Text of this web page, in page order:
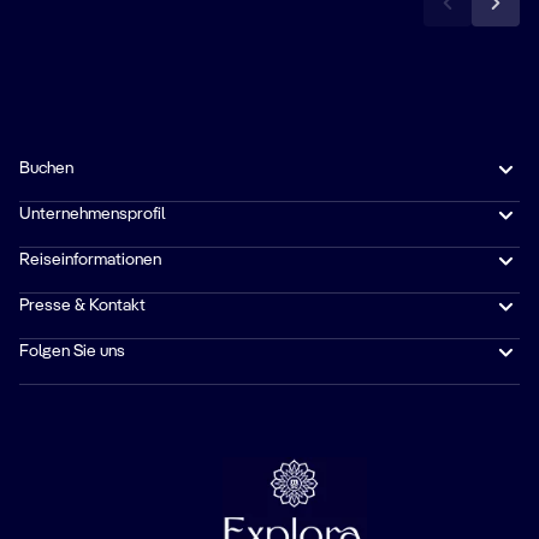
Buchen
Unternehmensprofil
Reiseinformationen
Presse & Kontakt
Folgen Sie uns